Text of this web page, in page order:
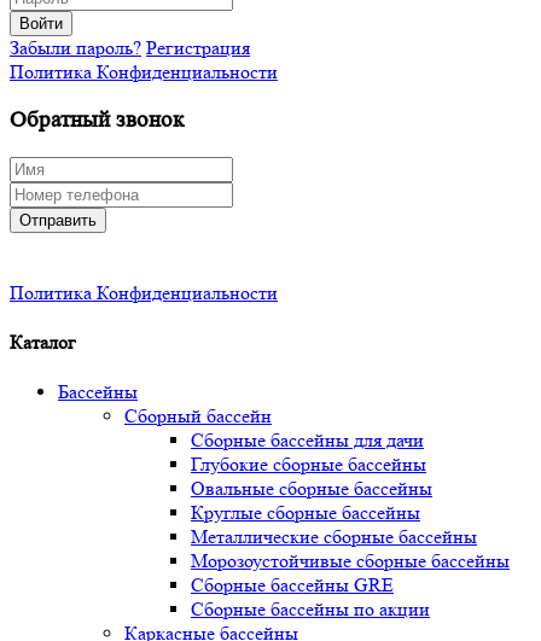
Войти
Забыли пароль? Регистрация
Политика Конфиденциальности
Обратный звонок
Отправить
Политика Конфиденциальности
Каталог
Бассейны
Сборный бассейн
Сборные бассейны для дачи
Глубокие сборные бассейны
Овальные сборные бассейны
Круглые сборные бассейны
Металлические сборные бассейны
Морозоустойчивые сборные бассейны
Сборные бассейны GRE
Сборные бассейны по акции
Каркасные бассейны